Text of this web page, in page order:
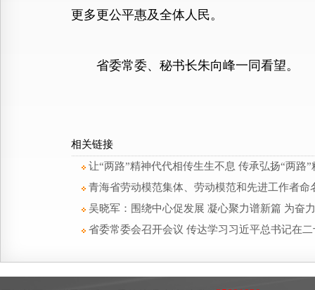
更多更公平惠及全体人民。
省委常委、秘书长朱向峰一同看望。
相关链接
让“两路”精神代代相传生生不息 传承弘扬“两路
青海省劳动模范集体、劳动模范和先进工作者
吴晓军：围绕中心促发展 凝心聚力谱新篇 为奋
省委常委会召开会议 传达学习习近平总书记在